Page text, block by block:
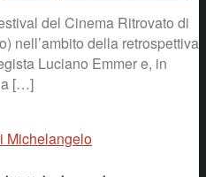
del Cinema Ritrovato di
nell’ambito della retrospettiva
Luciano Emmer e, in
[…]